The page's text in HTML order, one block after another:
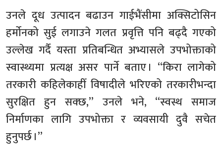
उनले दूध उत्पादन बढाउन गाईभैंसीमा अक्सिटोसिन
हर्मोनको सुई लगाउने गलत प्रवृत्ति पनि बढ्दै गएको
उल्लेख गर्दै यस्ता प्रतिबन्धित अभ्यासले उपभोक्ताको
स्वास्थ्यमा प्रत्यक्ष असर पार्ने बताए । “किरा लागेको
तरकारी कहिलेकाहीँ विषादीले भरिएको तरकारीभन्दा
सुरक्षित हुन सक्छ,” उनले भने, “स्वस्थ समाज
निर्माणका लागि उपभोक्ता र व्यवसायी दुवै सचेत
हुनुपर्छ ।”